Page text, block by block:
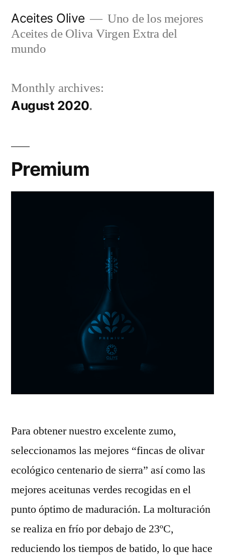
content
Aceites Olive
Uno de los mejores
Aceites de Oliva Virgen Extra del
mundo
Monthly archives:
August 2020
Premium
Para obtener nuestro excelente zumo,
seleccionamos las mejores “fincas de olivar
ecológico centenario de sierra” así como las
mejores aceitunas verdes recogidas en el
punto óptimo de maduración. La molturación
se realiza en frío por debajo de 23ºC,
reduciendo los tiempos de batido, lo que hace